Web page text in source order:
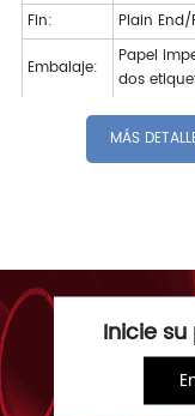
Fin:
Plain
Embalaje:
Papel
dos
MÁS
Inicie